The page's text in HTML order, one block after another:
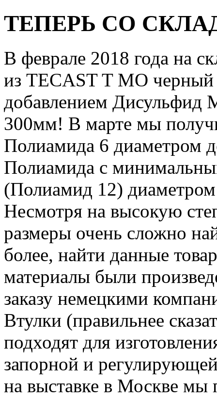
ТЕПЕРЬ СО
В феврале 2018 года на
из TECAST T MO
добавлением Дисульфид
300мм! В марте мы
Полиамида 6 диаметром
Полиамида с
(Полиамид 12)
Несмотря на высокую
размеры очень сложно
более, найти данные
материалы были
заказу немецкими
Втулки (правильнее
подходят для
запорной и
на выставке в Москве мы